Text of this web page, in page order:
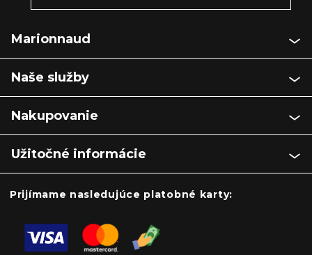
Marionnaud
Naše služby
Nakupovanie
Užitočné informácie
Prijímame nasledujúce platobné karty: